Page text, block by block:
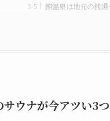
錦温泉は地元の銭
サウナが今アツい3